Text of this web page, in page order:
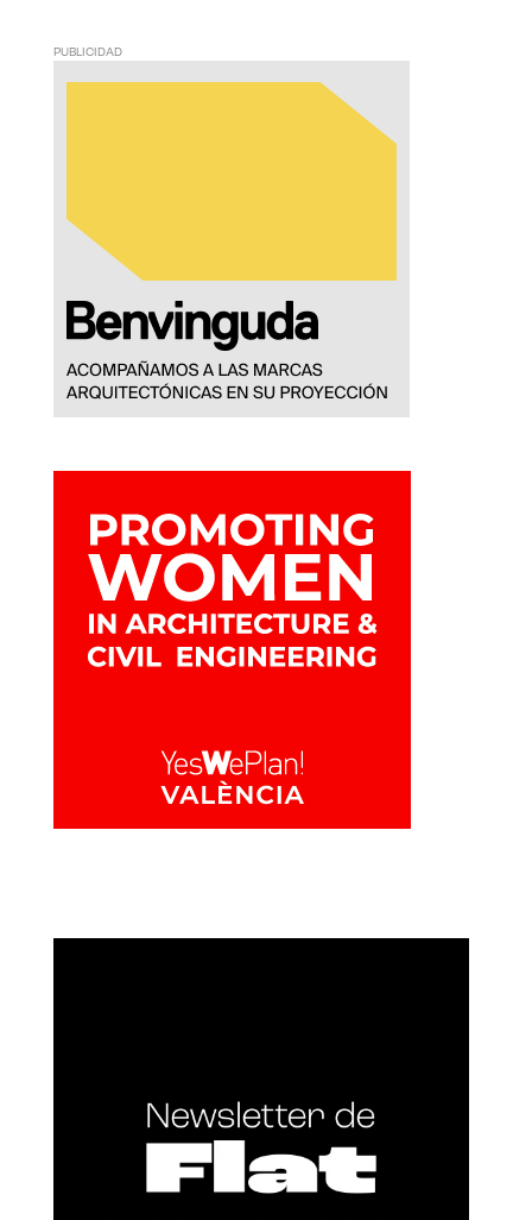
PUBLICIDAD